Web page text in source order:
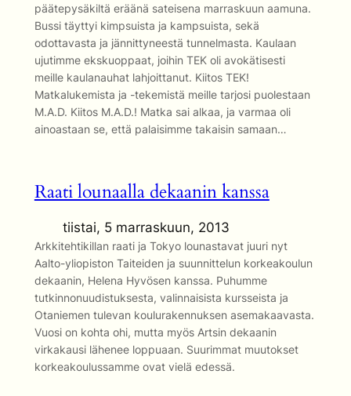
päätepysäkiltä eräänä sateisena marraskuun aamuna.
Bussi täyttyi kimpsuista ja kampsuista, sekä
odottavasta ja jännittyneestä tunnelmasta. Kaulaan
ujutimme ekskuoppaat, joihin TEK oli avokätisesti
meille kaulanauhat lahjoittanut. Kiitos TEK!
Matkalukemista ja -tekemistä meille tarjosi puolestaan
M.A.D. Kiitos M.A.D.! Matka sai alkaa, ja varmaa oli
ainoastaan se, että palaisimme takaisin samaan…
Raati lounaalla dekaanin kanssa
tiistai, 5 marraskuun, 2013
Arkkitehtikillan raati ja Tokyo lounastavat juuri nyt
Aalto-yliopiston Taiteiden ja suunnittelun korkeakoulun
dekaanin, Helena Hyvösen kanssa. Puhumme
tutkinnonuudistuksesta, valinnaisista kursseista ja
Otaniemen tulevan koulurakennuksen asemakaavasta.
Vuosi on kohta ohi, mutta myös Artsin dekaanin
virkakausi lähenee loppuaan. Suurimmat muutokset
korkeakoulussamme ovat vielä edessä.